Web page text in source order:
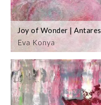
Eva Konya
Joy of Wonder | Antares